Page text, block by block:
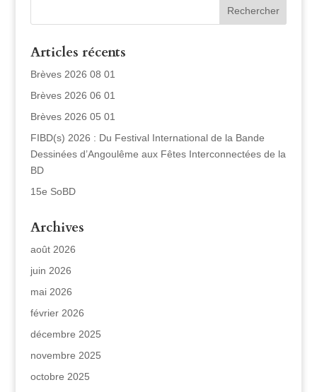
Articles récents
Brèves 2026 08 01
Brèves 2026 06 01
Brèves 2026 05 01
FIBD(s) 2026 : Du Festival International de la Bande
Dessinées d’Angoulême aux Fêtes Interconnectées de la
BD
15e SoBD
Archives
août 2026
juin 2026
mai 2026
février 2026
décembre 2025
novembre 2025
octobre 2025